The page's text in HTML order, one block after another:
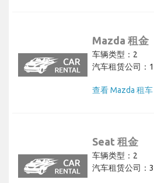
Mazda 租金
车辆类型：2
汽车租赁公司：1
查看 Mazda 租车
Seat 租金
车辆类型：2
汽车租赁公司：3